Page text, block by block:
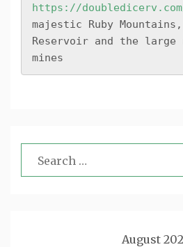
https://
majestic Ruby
Reservoir and the large
mines
Search
for:
August